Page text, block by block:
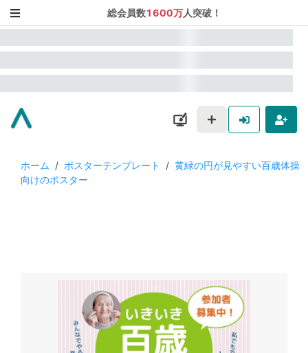
総会員数1600万人突破！
ホーム / ポスターテンプレート / 黄緑の円が見やすい百歳体操
向けのポスター